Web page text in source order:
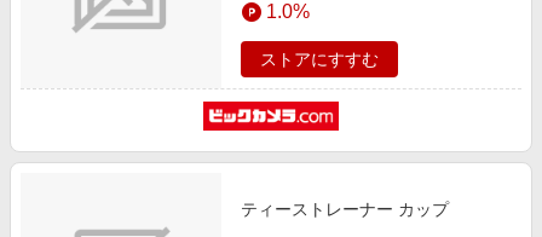
1.0%
ストアにすすむ
ティーストレーナー カップ